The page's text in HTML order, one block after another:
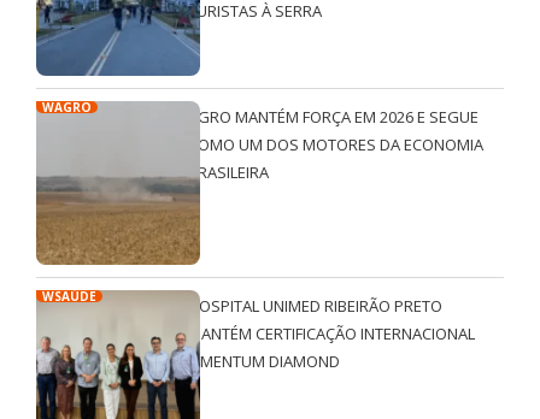
TURISTAS À SERRA
WAGRO
AGRO MANTÉM FORÇA EM 2026 E SEGUE
COMO UM DOS MOTORES DA ECONOMIA
BRASILEIRA
WSAÚDE
HOSPITAL UNIMED RIBEIRÃO PRETO
MANTÉM CERTIFICAÇÃO INTERNACIONAL
QMENTUM DIAMOND